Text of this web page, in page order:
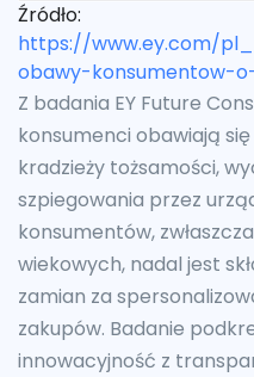
Źródło:
https://www.ey.com/
obawy-konsumentow-
Z badania EY Future
konsumenci obawiają
kradzieży tożsamości,
szpiegowania przez
konsumentów,
wiekowych, nadal jest
zamian za
zakupów. Badanie
innowacyjność z